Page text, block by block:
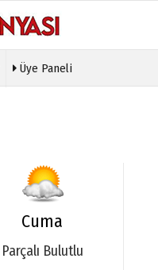
Galeri
Etkinlikler
Üye Paneli
Cuma
Parçalı Bulutlu